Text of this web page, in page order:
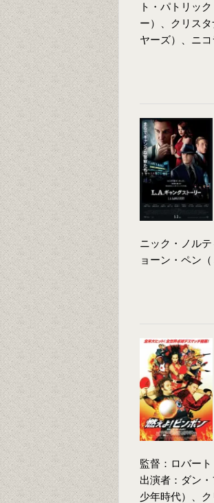
ト・パトリッ
ー）、クリス
ヤーズ）、ニ
ニック・ノル
ョーン・ペン
監督：ロバー
出演者：ダン
少年時代）、